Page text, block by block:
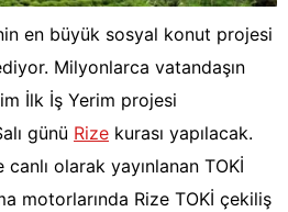
en büyük sosyal konut projesi
Milyonlarca vatandaşın
İlk İş Yerim projesi
günü Rize kurası yapılacak.
olarak yayınlanan TOKİ
motorlarında Rize TOKİ çekiliş